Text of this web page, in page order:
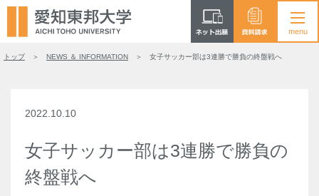
トップ NEWS ＆ INFORMATION 女子サッカー部は3連勝で勝負の終盤戦へ
2022.10.10
女子サッカー部は3連勝で勝負の
終盤戦へ